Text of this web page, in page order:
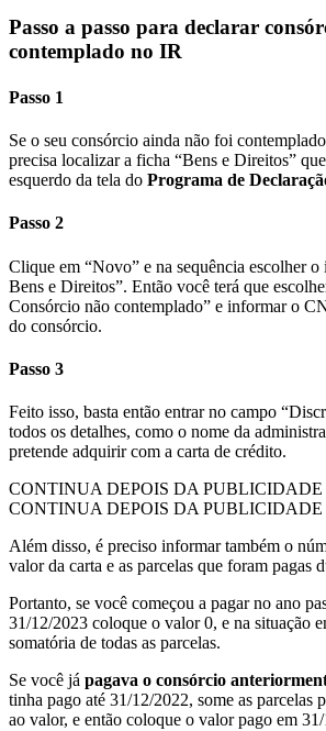
Passo a passo para declarar
contemplado no IR
Passo 1
Se o seu consórcio ainda não foi
precisa localizar a ficha “Bens e Direitos”
esquerdo da tela do Programa de
Passo 2
Clique em “Novo” e na sequência escolher
Bens e Direitos”. Então você terá que
Consórcio não contemplado” e informar o
do consórcio.
Passo 3
Feito isso, basta então entrar no campo
todos os detalhes, como o nome da
pretende adquirir com a carta de crédito.
CONTINUA DEPOIS DA PUBLICIDADE
CONTINUA DEPOIS DA PUBLICIDADE
Além disso, é preciso informar também o
valor da carta e as parcelas que foram pagas
Portanto, se você começou a pagar no ano
31/12/2023 coloque o valor 0, e na situação
somatória de todas as parcelas.
Se você já pagava o consórcio
tinha pago até 31/12/2022, some as parcelas
ao valor, e então coloque o valor pago em